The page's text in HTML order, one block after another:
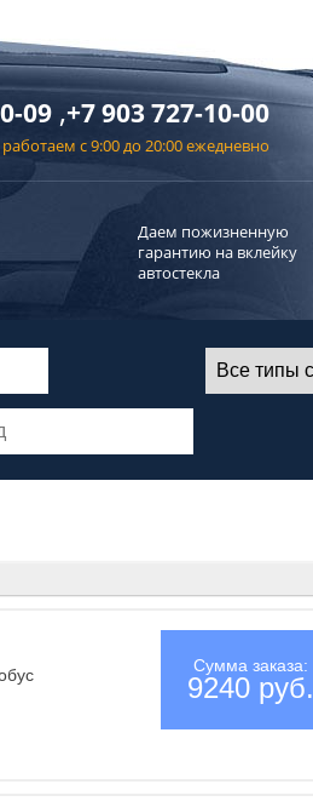
09 ,+7 903 727-10-00
с 9:00 до 20:00 ежедневно
Даем пожизненную
гарантию на вклейку
автостекла
Сумма заказа:
9240 руб.